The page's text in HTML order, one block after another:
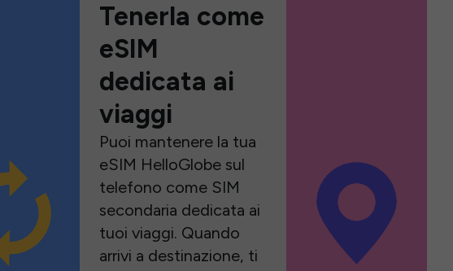
Tenerla come
eSIM
dedicata ai
viaggi
Puoi mantenere la tua
eSIM HelloGlobe sul
telefono come SIM
secondaria dedicata ai
tuoi viaggi. Quando
arrivi a destinazione, ti